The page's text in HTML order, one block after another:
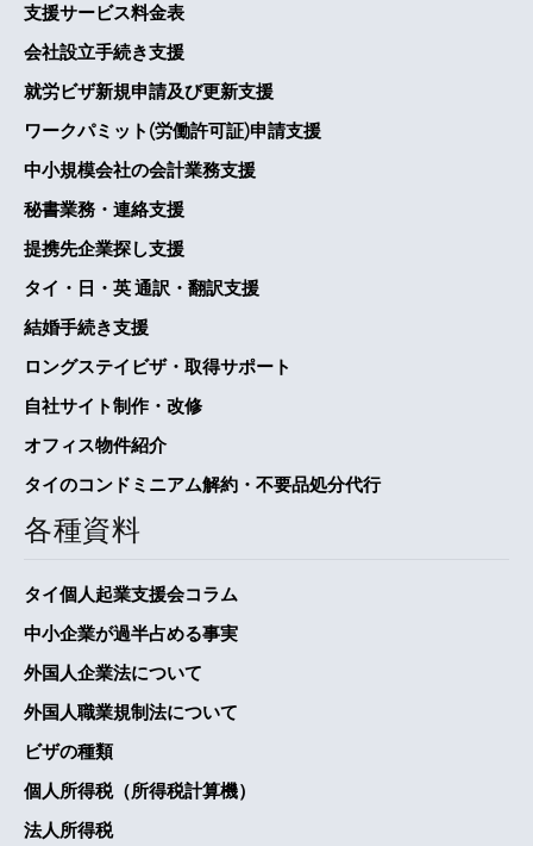
支援サービス料金表
会社設立手続き支援
就労ビザ新規申請及び更新支援
ワークパミット(労働許可証)申請支援
中小規模会社の会計業務支援
秘書業務・連絡支援
提携先企業探し支援
タイ・日・英 通訳・翻訳支援
結婚手続き支援
ロングステイビザ・取得サポート
自社サイト制作・改修
オフィス物件紹介
タイのコンドミニアム解約・不要品処分代行
各種資料
タイ個人起業支援会コラム
中小企業が過半占める事実
外国人企業法について
外国人職業規制法について
ビザの種類
個人所得税（所得税計算機）
法人所得税